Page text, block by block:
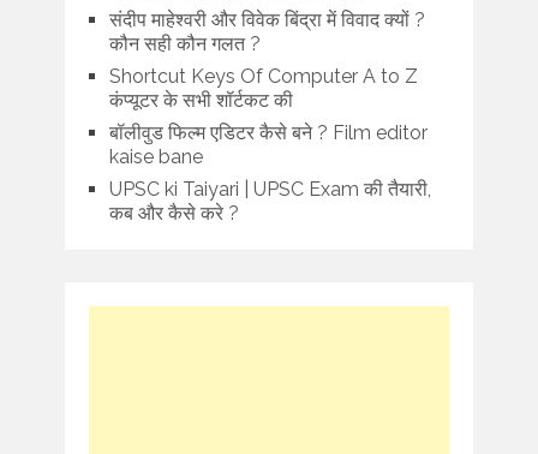
संदीप माहेश्वरी और विवेक बिंद्रा में विवाद क्यों ?
कौन सही कौन गलत ?
Shortcut Keys Of Computer A to Z
कंप्यूटर के सभी शॉर्टकट की
बॉलीवुड फिल्म एडिटर कैसे बने ? Film editor
kaise bane
UPSC ki Taiyari | UPSC Exam की तैयारी,
कब और कैसे करे ?